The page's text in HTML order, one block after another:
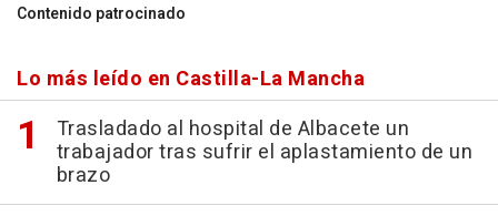
Contenido patrocinado
Lo más leído en Castilla-La Mancha
Trasladado al hospital de Albacete un
trabajador tras sufrir el aplastamiento de un
brazo